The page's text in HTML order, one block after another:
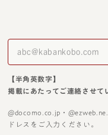
【半角英数字】
掲載にあたってご連絡させて
@docomo.co.jp・
ドレスをご入力ください。